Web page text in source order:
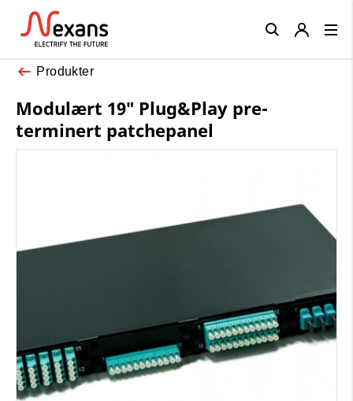
Produkter
Modulært 19″ Plug&Play pre-
terminert patchepanel
Close